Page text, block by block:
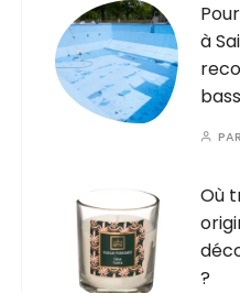
à
Où
?